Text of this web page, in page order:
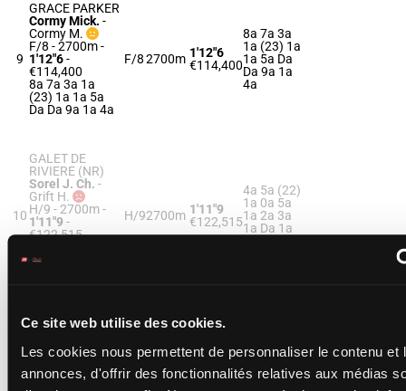
Ce site web utilise des cookies.
Les cookies nous permettent de personnaliser le contenu et
annonces, d'offrir des fonctionnalités relatives aux médias
9
GRACE PARKER
Cormy Mick. -
Cormy M.
F/8 - 2700m-
1'12"6-
€114,400
8a 7a 3a 1a
(23) 1a 1a 5a
Da Da 9a 1a 4a
F/82700m 1'12"6
€114,400
8a 7a 3a
1a (23) 1a
1a 5a Da
Da 9a 1a
4a
10
GALET DE
RIVIERE (NR)
Sorel J. Ch. -
Grift H.
H/9 - 2700m-
1'11"9-
€122,515
0a 5a 1a 2a 3a
H/92700m 1'11"9
€122,515
4a 5a (22)
1a 0a 5a
1a 2a 3a
1a Da 1a
11
IDYLLE DU
Bekaert D.-
Curens G.
F/8 - 2700m-
F/82700m 1'10"8
6a 9a 0a
0a (23) 8a
0a 0a 7a